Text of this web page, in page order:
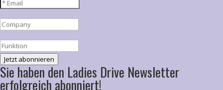
Jetzt abonnieren
Sie haben den Ladies Drive Newsletter
erfolgreich abonniert!